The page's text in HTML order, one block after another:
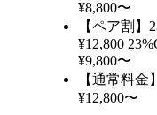
¥8,800〜
【ペア割】
¥12,800
¥9,800〜
【通常料金
¥12,800〜